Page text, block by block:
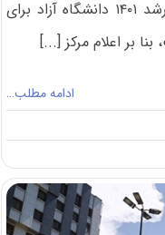
فرصت مجدد انتخاب رشته کارشناسی ارشد ۱۴۰۱ دانشگاه آزاد برای
بر اعلام مرکز [...]
ادامه مطلب…